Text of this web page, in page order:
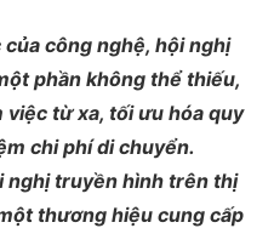
công nghệ, hội nghị
phần không thể thiếu,
việc từ xa, tối ưu hóa quy
chi phí di chuyển.
nghị truyền hình trên thị
thương hiệu cung cấp